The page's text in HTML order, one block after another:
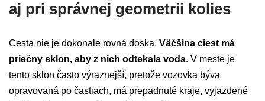
aj pri správnej geometrii kolies
Cesta nie je dokonale rovná doska. Väčšina ciest má
priečny sklon, aby z nich odtekala voda. V meste je
tento sklon často výraznejší, pretože vozovka býva
opravovaná po častiach, má prepadnuté kraje, vyjazdené